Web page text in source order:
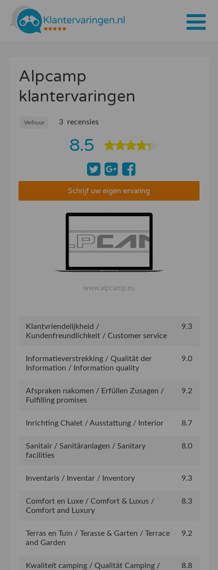
Tarieven
Bedrijven
Over ons
Alpcamp
klantervaringen
Verhuur 3 recensies
8.5
Schrijf uw eigen ervaring
www.alpcamp.eu
Klantvriendelijkheid /
Kundenfreundlichkeit / Customer service
9.3
Informatieverstrekking / Qualität der
Information / Information quality
9.0
Afspraken nakomen / Erfüllen Zusagen /
Fulfilling promises
9.2
Inrichting Chalet / Ausstattung / Interior 8.7
Sanitair / Sanitäranlagen / Sanitary
facilities
8.0
Inventaris / Inventar / Inventory 9.3
Comfort en Luxe / Comfort & Luxus /
Comfort and Luxury
8.3
Terras en Tuin / Terasse & Garten / Terrace
and Garden
9.2
Kwaliteit camping / Qualität Camping /
8.8